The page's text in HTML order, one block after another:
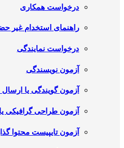
درخواست همکاری
راهنمای استخدام غیر
درخواست نمایندگی
آزمون نویسندگی
آزمون گویندگی یا ارسال
آزمون طراحی گرافیکی
آزمون تایپیست محتوا